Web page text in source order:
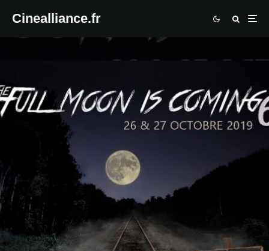
Cinealliance.fr